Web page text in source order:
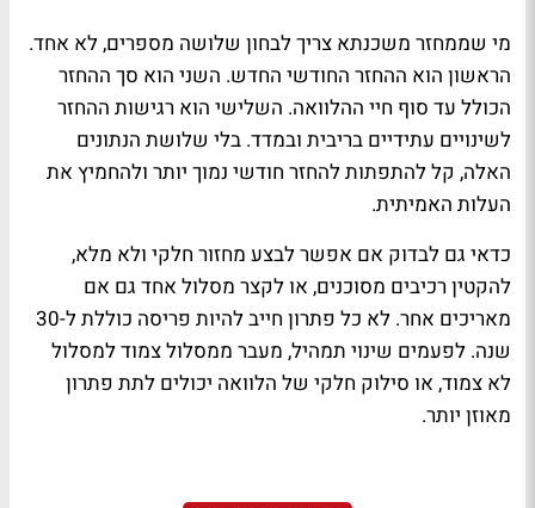
מי שממחזר משכנתא צריך לבחון שלושה מספרים, לא אחד.
הראשון הוא ההחזר החודשי החדש. השני הוא סך ההחזר
הכולל עד סוף חיי ההלוואה. השלישי הוא רגישות ההחזר
לשינויים עתידיים בריבית ובמדד. בלי שלושת הנתונים
האלה, קל להתפתות להחזר חודשי נמוך יותר ולהחמיץ את
העלות האמיתית.
כדאי גם לבדוק אם אפשר לבצע מחזור חלקי ולא מלא,
להקטין רכיבים מסוכנים, או לקצר מסלול אחד גם אם
מאריכים אחר. לא כל פתרון חייב להיות פריסה כוללת ל-30
שנה. לפעמים שינוי תמהיל, מעבר ממסלול צמוד למסלול
לא צמוד, או סילוק חלקי של הלוואה יכולים לתת פתרון
מאוזן יותר.